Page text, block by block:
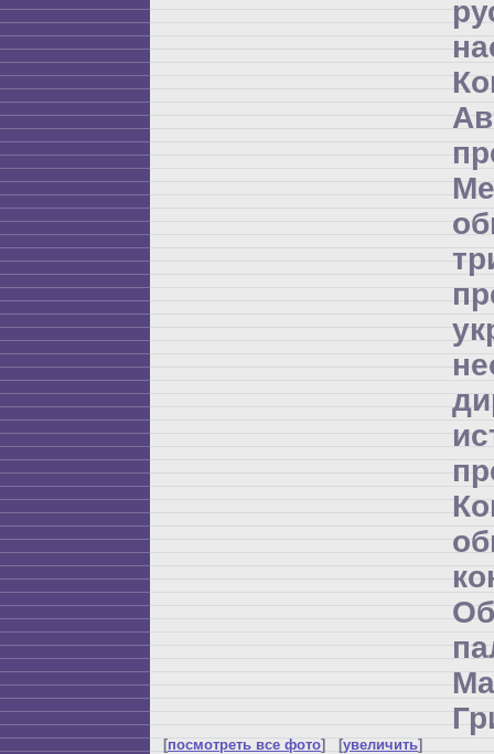
[посмотреть все фото] [увеличить]